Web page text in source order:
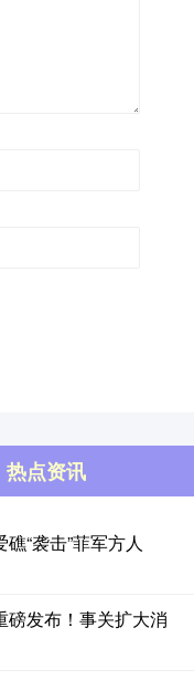
热点资讯
“袭击”菲军方人
磅发布！事关扩大消